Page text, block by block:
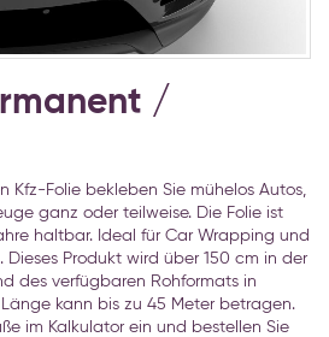
/
Kfz-Folie bekleben Sie mühelos Autos,
ganz oder teilweise. Die Folie ist
haltbar. Ideal für Car Wrapping und
Produkt wird über 150 cm in der
des verfügbaren Rohformats in
kann bis zu 45 Meter betragen.
im Kalkulator ein und bestellen Sie